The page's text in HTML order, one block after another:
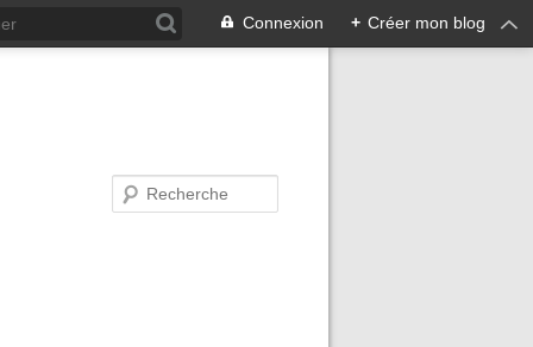
Connexion + Créer mon blog